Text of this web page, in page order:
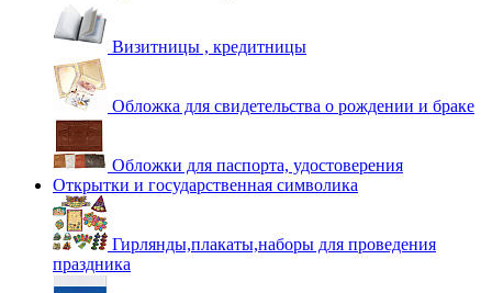
Визитницы , кредитницы
Обложка для свидетельства о рождении и браке
Обложки для паспорта, удостоверения
Открытки и государственная символика
Гирлянды,плакаты,наборы для проведения
праздника